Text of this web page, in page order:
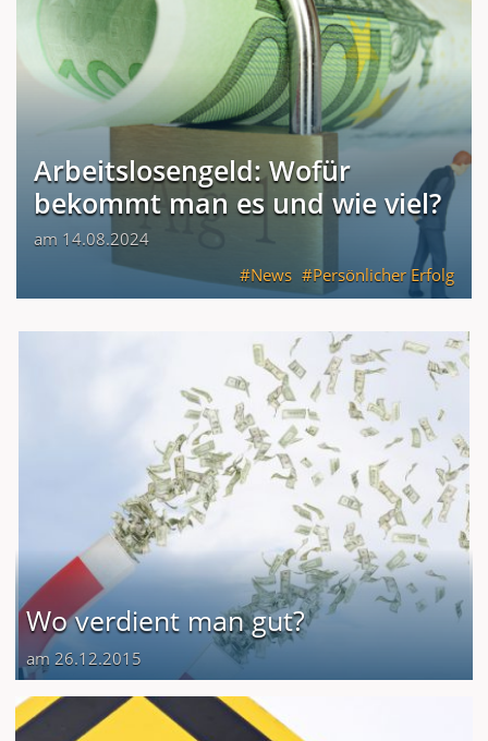
Arbeitslosengeld: Wofür
bekommt man es und wie viel?
am 14.08.2024
News
Persönlicher Erfolg
Wo verdient man gut?
am 26.12.2015